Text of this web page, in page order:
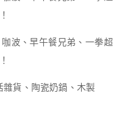
貨、陶瓷奶鍋、木製